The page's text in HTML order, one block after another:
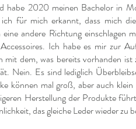
habe 2020 meinen Bachelor in
für mich erkannt, dass mich
andere Richtung einschlagen
Ich habe es mir zur
mit dem, was bereits vorhanden
Nein. Es sind lediglich
können mal groß, aber auch klein
Herstellung der Produkte
das gleiche Leder wieder zu